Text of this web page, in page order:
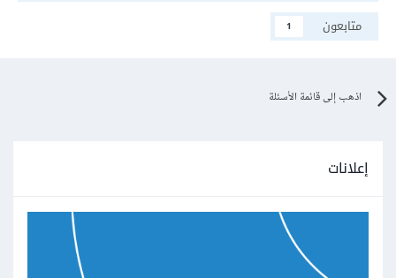
متابعون
1
اذهب إلى قائمة الأسئلة
إعلانات